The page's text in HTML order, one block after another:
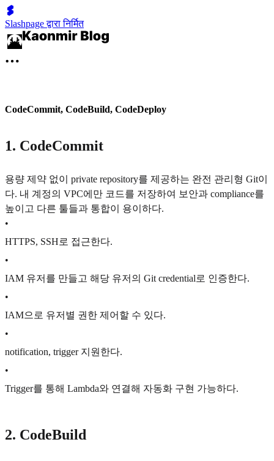
Slashpage द्वारा निर्मित
CodeCommit, CodeBuild, CodeDeploy
1. CodeCommit
용량 제약 없이 private repository를 제공하는 완전 관리형 Git이
다. 내 계정의 VPC에만 코드를 저장하여 보안과 compliance를
높이고 다른 툴들과 통합이 용이하다.
•
HTTPS, SSH로 접근한다.
•
IAM 유저를 만들고 해당 유저의 Git credential로 인증한다.
•
IAM으로 유저별 권한 제어할 수 있다.
•
notification, trigger 지원한다.
•
Trigger를 통해 Lambda와 연결해 자동화 구현 가능하다.
2. CodeBuild